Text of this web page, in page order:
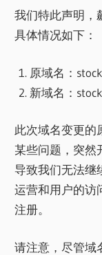
我们特此声明，
具体情况如下：
原域名：
新域名：
此次域名变更的
某些问题，突然
导致我们无法继
运营和用户的访
注册。
请注意，尽管域